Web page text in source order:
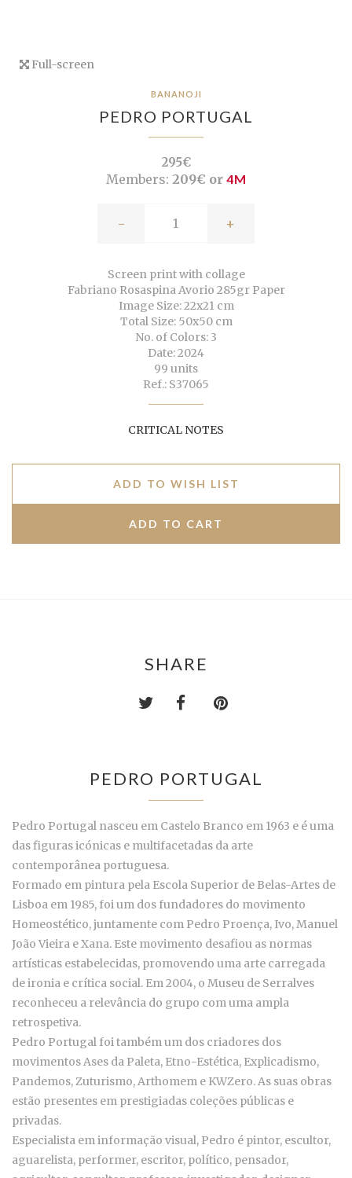
Full-screen
BANANOJI
PEDRO PORTUGAL
295€
Members: 209€ or 4M
- +
Screen print with collage
Fabriano Rosaspina Avorio 285gr Paper
Image Size: 22x21 cm
Total Size: 50x50 cm
No. of Colors: 3
Date: 2024
99 units
Ref.: S37065
CRITICAL NOTES
ADD TO WISH LIST
SHARE
PEDRO PORTUGAL
Pedro Portugal nasceu em Castelo Branco em 1963 e é uma
das figuras icónicas e multifacetadas da arte
contemporânea portuguesa.
Formado em pintura pela Escola Superior de Belas-Artes de
Lisboa em 1985, foi um dos fundadores do movimento
Homeostético, juntamente com Pedro Proença, Ivo, Manuel
João Vieira e Xana. Este movimento desafiou as normas
artísticas estabelecidas, promovendo uma arte carregada
de ironia e crítica social. Em 2004, o Museu de Serralves
reconheceu a relevância do grupo com uma ampla
retrospetiva.
Pedro Portugal foi também um dos criadores dos
movimentos Ases da Paleta, Etno-Estética, Explicadismo,
Pandemos, Zuturismo, Arthomem e KWZero. As suas obras
estão presentes em prestigiadas coleções públicas e
privadas.
Especialista em informação visual, Pedro é pintor, escultor,
aguarelista, performer, escritor, político, pensador,